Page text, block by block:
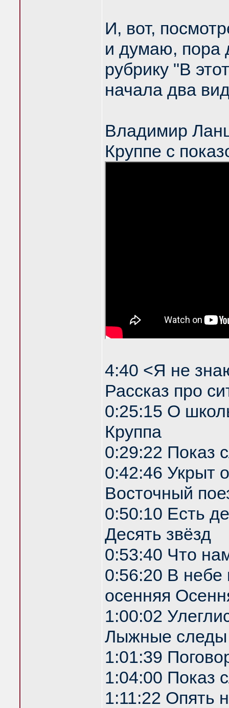
И, вот,
и думаю, пора
рубрику "В
начала два
Владимир
Круппе с
4:40 <Я не
Рассказ про
0:25:15 О
Круппа
0:29:22 Показ
0:42:46 Укрыт
Восточный
0:50:10 Есть
Десять звёзд
0:53:40 Что
0:56:20 В небе
осенняя
1:00:02
Лыжные следы
1:01:39
1:04:00 Показ
1:11:22 Опять